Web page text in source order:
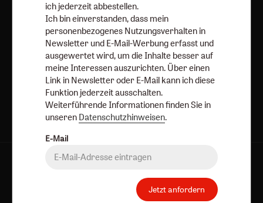
Jetzt anmelden
Impressum
ich jederzeit abbestellen.
Ich bin einverstanden, dass mein
personenbezogenes Nutzungsverhalten in
Newsletter und E-Mail-Werbung erfasst und
ausgewertet wird, um die Inhalte besser auf
meine Interessen auszurichten. Über einen
Link in Newsletter oder E-Mail kann ich diese
Funktion jederzeit ausschalten.
Weiterführende Informationen finden Sie in
unseren Datenschutzhinweisen.
E-Mail
Jetzt anfordern